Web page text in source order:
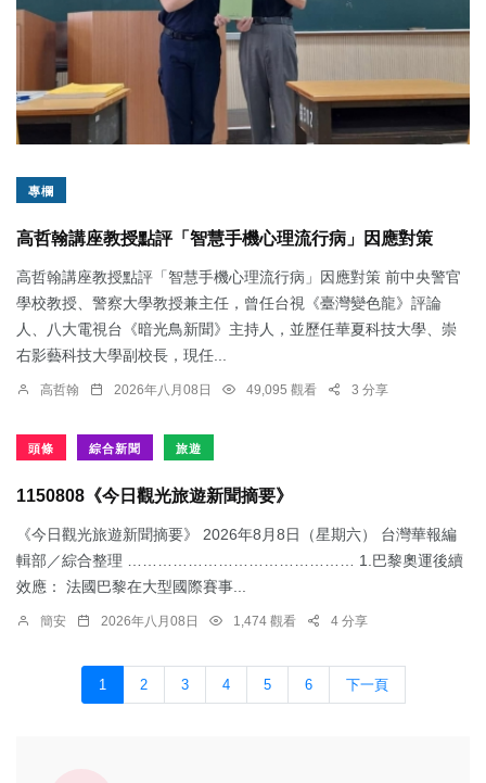
專欄
高哲翰講座教授點評「智慧手機心理流行病」因應對策
高哲翰講座教授點評「智慧手機心理流行病」因應對策 前中央警官
學校教授、警察大學教授兼主任，曾任台視《臺灣變色龍》評論
人、八大電視台《暗光鳥新聞》主持人，並歷任華夏科技大學、崇
右影藝科技大學副校長，現任...
高哲翰 2026年八月08日 49,095 觀看 3 分享
頭條 綜合新聞 旅遊
1150808《今日觀光旅遊新聞摘要》
《今日觀光旅遊新聞摘要》 2026年8月8日（星期六） 台灣華報編
輯部／綜合整理 ……………………………………… 1.​巴黎奧運後續
效應： 法國巴黎在大型國際賽事...
簡安 2026年八月08日 1,474 觀看 4 分享
1 2 3 4 5 6 下一頁